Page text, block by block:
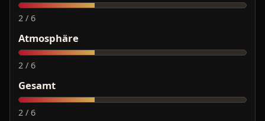
2 / 6
Atmosphäre
2 / 6
Gesamt
2 / 6